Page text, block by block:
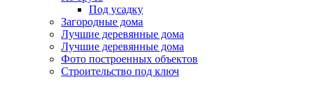
Под усадку
Загородные дома
Лучшие деревянные дома
Лучшие деревянные дома
Фото построенных объектов
Строительство под ключ